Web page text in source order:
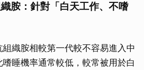
胺：針對「白天工作、不嗜
織胺相較第一代較不容易進入中
睡機率通常較低，較常被用於白